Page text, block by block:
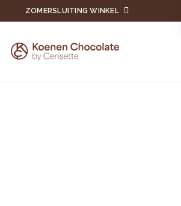
ZOMERSLUITING WINKEL